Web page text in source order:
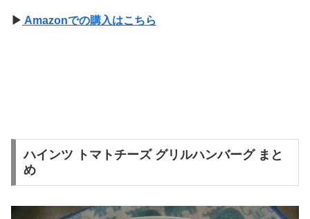
▶ Amazonでの購入はこちら
ハインツ トマトチーズ グリルハンバーグ まと
め